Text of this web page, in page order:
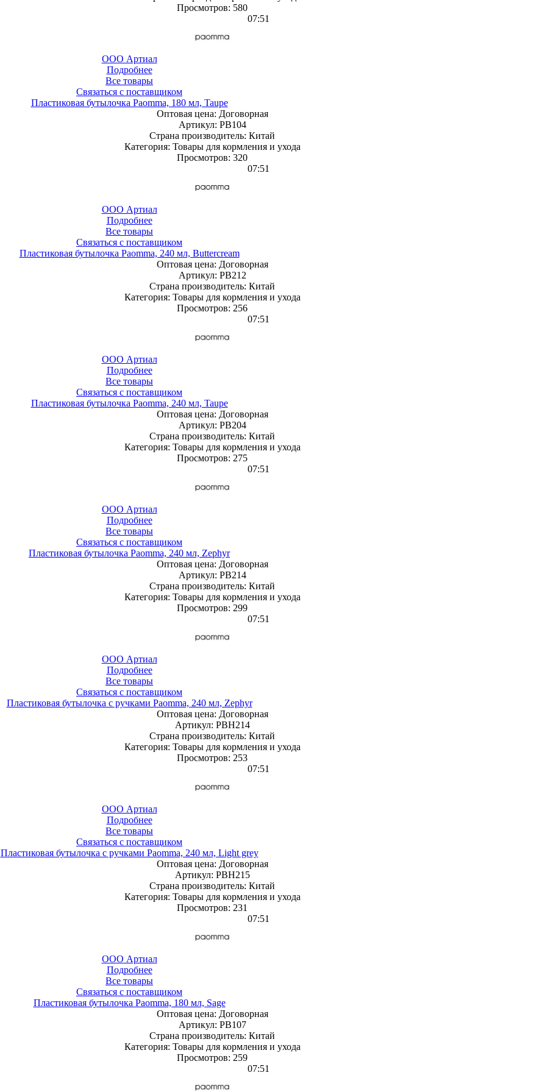
Просмотров: 580
07:51
ООО Артиал
Подробнее
Все товары
Связаться с поставщиком
Пластиковая бутылочка Paomma, 180 мл, Taupe
Оптовая цена: Договорная
Артикул: PB104
Страна производитель: Китай
Категория: Товары для кормления и ухода
Просмотров: 320
07:51
ООО Артиал
Подробнее
Все товары
Связаться с поставщиком
Пластиковая бутылочка Paomma, 240 мл, Buttercream
Оптовая цена: Договорная
Артикул: PB212
Страна производитель: Китай
Категория: Товары для кормления и ухода
Просмотров: 256
07:51
ООО Артиал
Подробнее
Все товары
Связаться с поставщиком
Пластиковая бутылочка Paomma, 240 мл, Taupe
Оптовая цена: Договорная
Артикул: PB204
Страна производитель: Китай
Категория: Товары для кормления и ухода
Просмотров: 275
07:51
ООО Артиал
Подробнее
Все товары
Связаться с поставщиком
Пластиковая бутылочка Paomma, 240 мл, Zephyr
Оптовая цена: Договорная
Артикул: PB214
Страна производитель: Китай
Категория: Товары для кормления и ухода
Просмотров: 299
07:51
ООО Артиал
Подробнее
Все товары
Связаться с поставщиком
Пластиковая бутылочка с ручками Paomma, 240 мл, Zephyr
Оптовая цена: Договорная
Артикул: PBH214
Страна производитель: Китай
Категория: Товары для кормления и ухода
Просмотров: 253
07:51
ООО Артиал
Подробнее
Все товары
Связаться с поставщиком
Пластиковая бутылочка с ручками Paomma, 240 мл, Light grey
Оптовая цена: Договорная
Артикул: PBH215
Страна производитель: Китай
Категория: Товары для кормления и ухода
Просмотров: 231
07:51
ООО Артиал
Подробнее
Все товары
Связаться с поставщиком
Пластиковая бутылочка Paomma, 180 мл, Sage
Оптовая цена: Договорная
Артикул: PB107
Страна производитель: Китай
Категория: Товары для кормления и ухода
Просмотров: 259
07:51